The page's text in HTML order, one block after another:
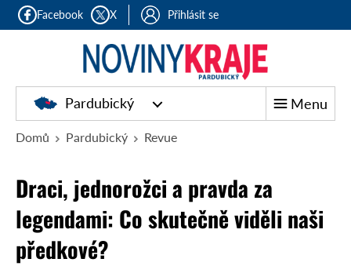
Facebook X Přihlásit se
Pardubický Menu
Domů Pardubický Revue
Draci, jednorožci a pravda za
legendami: Co skutečně viděli naši
předkové?